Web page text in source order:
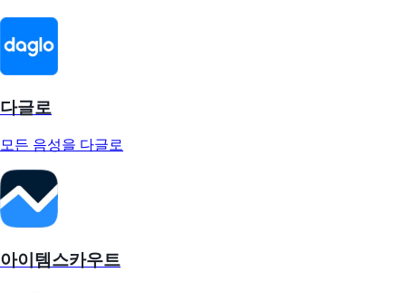
다글로
모든 음성을 다글로
아이템스카우트